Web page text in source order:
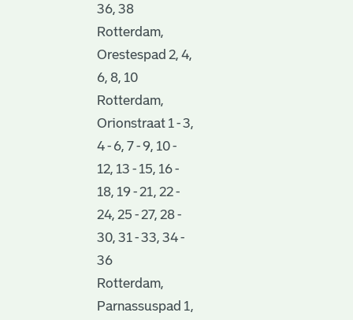
36, 38
Rotterdam,
Orestespad 2, 4,
6, 8, 10
Rotterdam,
Orionstraat 1 - 3,
4 - 6, 7 - 9, 10 -
12, 13 - 15, 16 -
18, 19 - 21, 22 -
24, 25 - 27, 28 -
30, 31 - 33, 34 -
36
Rotterdam,
Parnassuspad 1,